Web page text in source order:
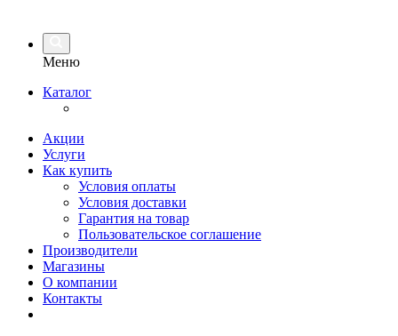
Меню
Каталог
Акции
Услуги
Как купить
Условия оплаты
Условия доставки
Гарантия на товар
Пользовательское соглашение
Производители
Магазины
О компании
Контакты